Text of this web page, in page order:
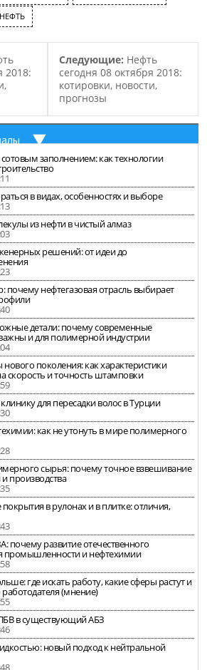
2018:
Следующие: Нефть
сегодня 08 октября 2018:
котировки, новости,
прогнозы
заполнением: как технологии
в видах, особенностях и выборе
из нефти в чистый алмаз
решений: от идеи до
нефтегазовая отрасль выбирает
детали: почему современные
и для полимерной индустрии
поколения: как характеристики
скорость и точность штамповки
для пересадки волос в Турции
как не утонуть в мире полимерного
сырья: почему точное взвешивание
производства
в рулонах и в плитке: отличия,
развитие отечественного
промышленности и нефтехимии
где искать работу, какие сферы растут и
(мнение)
в существующий АБЗ
новый подход к нейтральной